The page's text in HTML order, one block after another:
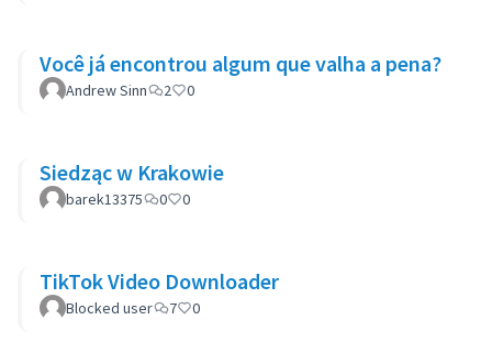
Você já encontrou algum que valha a pena?
Andrew Sinn 2 0
Siedząc w Krakowie
barek13375 0 0
TikTok Video Downloader
Blocked user 7 0